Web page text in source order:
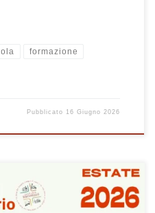
formazione
Pubblicato 16 Giugno 2026